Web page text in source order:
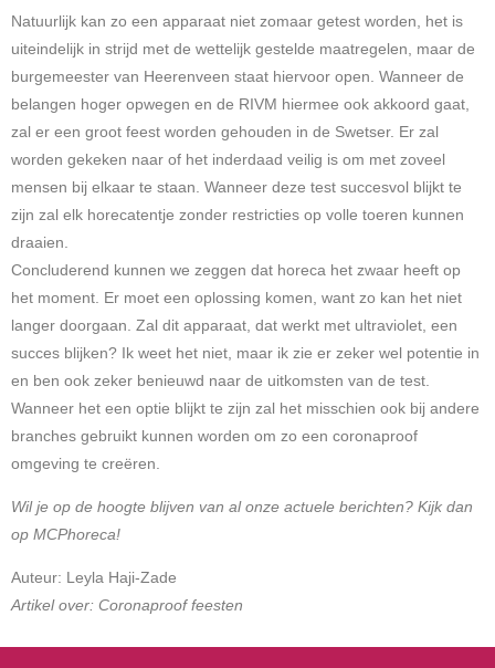
Natuurlijk kan zo een apparaat niet zomaar getest worden, het is
uiteindelijk in strijd met de wettelijk gestelde maatregelen, maar de
burgemeester van Heerenveen staat hiervoor open. Wanneer de
belangen hoger opwegen en de RIVM hiermee ook akkoord gaat,
zal er een groot feest worden gehouden in de Swetser. Er zal
worden gekeken naar of het inderdaad veilig is om met zoveel
mensen bij elkaar te staan. Wanneer deze test succesvol blijkt te
zijn zal elk horecatentje zonder restricties op volle toeren kunnen
draaien.
Concluderend kunnen we zeggen dat horeca het zwaar heeft op
het moment. Er moet een oplossing komen, want zo kan het niet
langer doorgaan. Zal dit apparaat, dat werkt met ultraviolet, een
succes blijken? Ik weet het niet, maar ik zie er zeker wel potentie in
en ben ook zeker benieuwd naar de uitkomsten van de test.
Wanneer het een optie blijkt te zijn zal het misschien ook bij andere
branches gebruikt kunnen worden om zo een coronaproof
omgeving te creëren.
Wil je op de hoogte blijven van al onze actuele berichten? Kijk dan
op MCPhoreca!
Auteur: Leyla Haji-Zade
Artikel over: Coronaproof feesten